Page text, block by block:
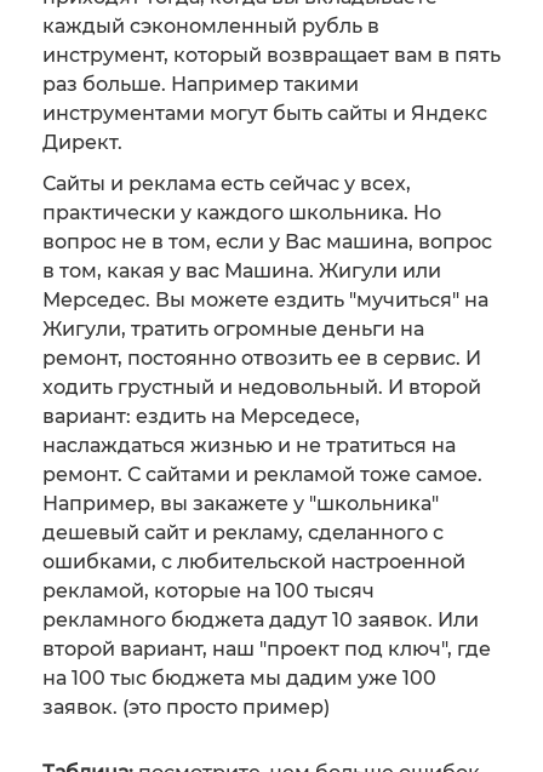
каждый сэкономленный рубль в
инструмент, который возвращает вам в пять
раз больше. Например такими
инструментами могут быть сайты и Яндекс
Директ.
Сайты и реклама есть сейчас у всех,
практически у каждого школьника. Но
вопрос не в том, если у Вас машина, вопрос
в том, какая у вас Машина. Жигули или
Мерседес. Вы можете ездить "мучиться" на
Жигули, тратить огромные деньги на
ремонт, постоянно отвозить ее в сервис. И
ходить грустный и недовольный. И второй
вариант: ездить на Мерседесе,
наслаждаться жизнью и не тратиться на
ремонт. С сайтами и рекламой тоже самое.
Например, вы закажете у "школьника"
дешевый сайт и рекламу, сделанного с
ошибками, с любительской настроенной
рекламой, которые на 100 тысяч
рекламного бюджета дадут 10 заявок. Или
второй вариант, наш "проект под ключ", где
на 100 тыс бюджета мы дадим уже 100
заявок. (это просто пример)